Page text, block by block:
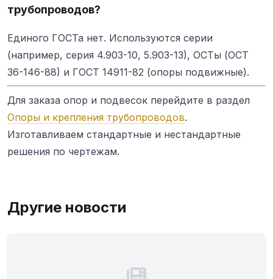
трубопроводов?
Единого ГОСТа нет. Используются серии
(например, серия 4.903-10, 5.903-13), ОСТы (ОСТ
36-146-88) и ГОСТ 14911-82 (опоры подвижные).
Для заказа опор и подвесок перейдите в раздел
Опоры и крепления трубопроводов.
Изготавливаем стандартные и нестандартные
решения по чертежам.
Другие новости